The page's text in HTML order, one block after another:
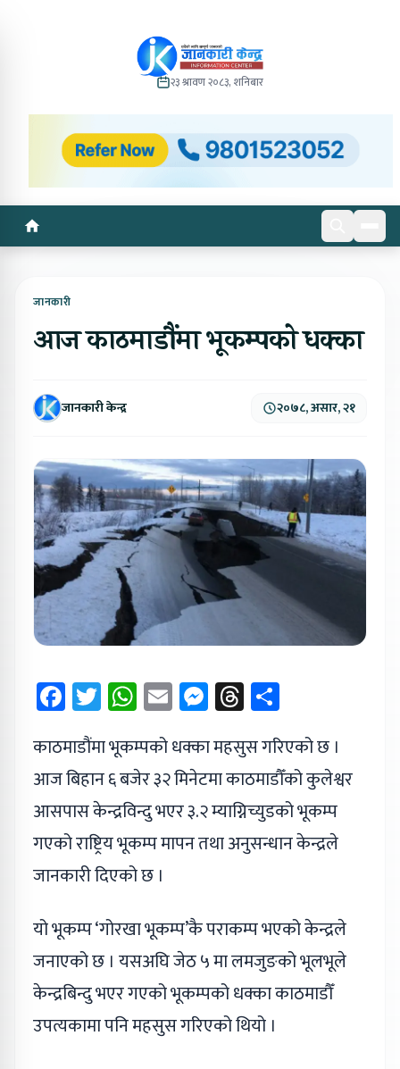
२३ श्रावण २०८३, शनिबार
जानकारी
आज काठमाडौंमा भूकम्पको धक्का
जानकारी केन्द्र २०७८, असार, २१
Facebook
Twitter
WhatsApp
EmailMessenger
Threads
काठमाडौंमा भूकम्पको धक्का महसुस गरिएको छ ।
आज बिहान ६ बजेर ३२ मिनेटमा काठमाडौँको कुलेश्वर
आसपास केन्द्रविन्दु भएर ३.२ म्याग्निच्युडको भूकम्प
गएको राष्ट्रिय भूकम्प मापन तथा अनुसन्धान केन्द्रले
जानकारी दिएको छ ।
यो भूकम्प ‘गोरखा भूकम्प’कै पराकम्प भएको केन्द्रले
जनाएको छ । यसअघि जेठ ५ मा लमजुङको भूलभूले
केन्द्रबिन्दु भएर गएको भूकम्पको धक्का काठमाडौँ
उपत्यकामा पनि महसुस गरिएको थियो ।